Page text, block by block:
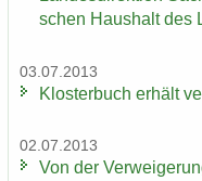
schen Haus­halt des
03.07.2013
Klos­ter­buch er­hält
02.07.2013
Von der